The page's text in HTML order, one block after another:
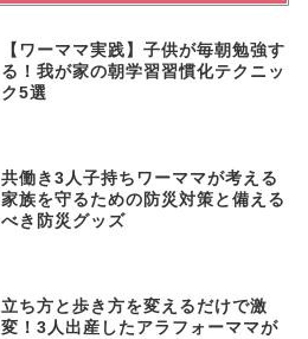
【ワーママ実践】子供が毎朝勉強す
る！我が家の朝学習習慣化テクニッ
ク5選
共働き3人子持ちワーママが考える
家族を守るための防災対策と備える
べき防災グッズ
立ち方と歩き方を変えるだけで激
変！3人出産したアラフォーママが